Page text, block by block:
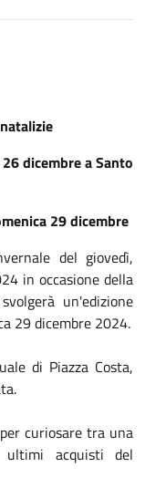
dicembre a Santo
29 dicembre
del giovedì,
in occasione della
un'edizione
29 dicembre 2024.
di Piazza Costa,
curiosare tra una
acquisti del